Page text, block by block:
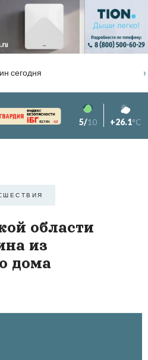
сегодня ›
82.76% -1.2 5/10 +26.1°C
области
из
дома